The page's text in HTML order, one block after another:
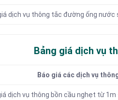
dịch vụ thông tắc đường ống nước
Bảng giá dịch vụ
Báo giá các dịch vụ
dịch vụ thông bồn cầu nghẹt từ 1m